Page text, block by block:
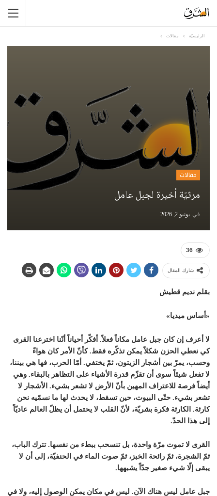
الرئيسيّة مقالات
مقالات
مرثيّة أخيرة لجبل عامل
في يونيو 2, 2026
36
شارك المقال
بقلم نديم قطيش
«أساس ميديا»
لا أعرف إن كان جبل عامل مكاناً فعلاً. أفكّر أحياناً أنّنا اخترعنا القرى
كي نعطي الحزن شكلاً يمكن تذكّره فقط. كأنّ الأمر كان هواءً
وحسب، يمرّ بين أشجار الزيتون، ثمّ يختفي. أمّا الحرب، فها هي بيننا،
لا تفعل شيئاً سوى أن تقزّم قدرة الأشياء على التظاهر بالبقاء. وهي
أيضاً فرصة للاعتراف المهين بأنّ الأرض لا تشعر بشيء. الأشجار لا
تشعر بشيء. حتّى البيوت، حين تسقط، لا يحدث لها ما نسمّيه نحن
كارثة. الكارثة فكرة بشريّة، لأنّ القلب لا يحتمل أن يظلّ العالم عاديّاً
إلى هذا الحدّ.
القرى لا تموت مرّة واحدة، بل تنسحب ببطء من نفسها. تترك الباب،
ثمّ الشجرة، ثمّ رائحة الخبز، ثمّ صوت الماء في الحنفيّة، إلى أن لا
يبقى إلّا شيء صغير جدّاً يشبهها.
جبل عامل ليس هناك الآن. ليس في مكان يمكن الوصول إليه، ولا في